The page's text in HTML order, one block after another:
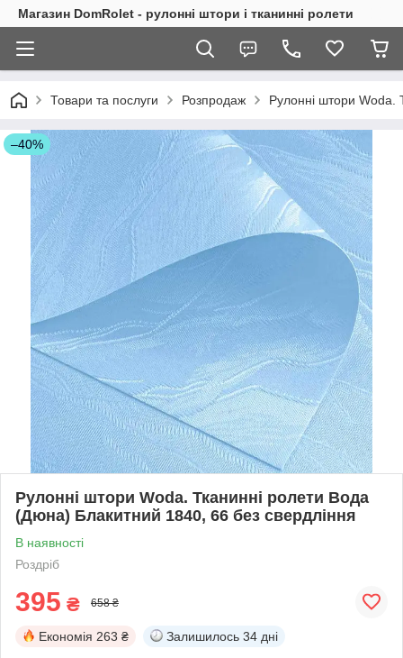
Магазин DomRolet - рулонні штори і тканинні ролети
Товари та послуги Розпродаж Рулонні штори Woda.
–40%
Рулонні штори Woda. Тканинні ролети Вода
(Дюна) Блакитний 1840, 66 без свердління
В наявності
Роздріб
395 ₴ 658 ₴
Економія 263 ₴ Залишилось 34 дні